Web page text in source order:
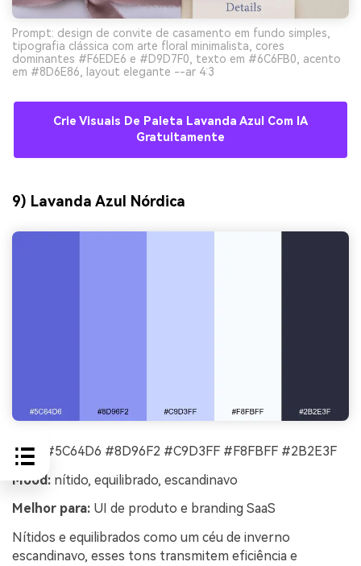
Prompt: design de convite de casamento em fundo simples,
tipografia clássica com arte floral minimalista, cores
dominantes #F6EDE6 e #D9D7F0, texto em #6C6FB0, acento
em #8D6E86, layout elegante --ar 4:3
Crie Visuais De Paleta Lavanda Azul Com IA
Gratuitamente
9) Lavanda Azul Nórdica
HEX:
#5C64D6 #8D96F2 #C9D3FF #F8FBFF #2B2E3F
Mood: nítido, equilibrado, escandinavo
Melhor para: UI de produto e branding SaaS
Nítidos e equilibrados como um céu de inverno
escandinavo, esses tons transmitem eficiência e